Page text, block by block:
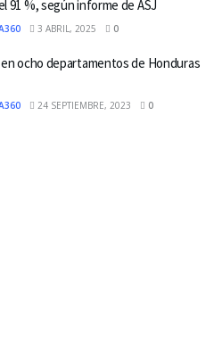
91 %, según informe de ASJ
3 ABRIL, 2025 0
ocho departamentos de Honduras
24 SEPTIEMBRE, 2023 0